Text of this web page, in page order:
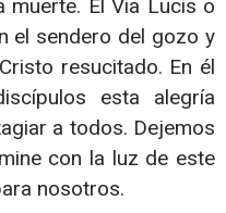
muerte. ElVia Lucis o
el sendero del gozo y
resucitado. En él
esta alegría
a todos. Dejemos
con la luz de este
nosotros.